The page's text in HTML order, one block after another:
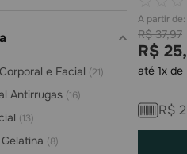
Micelar, Demaquilante
(2)
e Facial (21)
Antirrugas (16)
(13)
(8)
R$ 37,97
R$ 25,
até 1x de
R$